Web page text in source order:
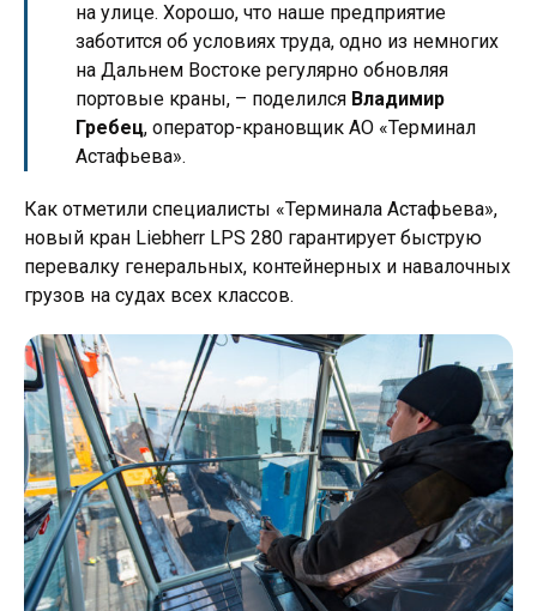
на улице. Хорошо, что наше предприятие
заботится об условиях труда, одно из немногих
на Дальнем Востоке регулярно обновляя
портовые краны, – поделился Владимир
Гребец, оператор-крановщик АО «Терминал
Астафьева».
Как отметили специалисты «Терминала Астафьева»,
новый кран Liebherr LPS 280 гарантирует быструю
перевалку генеральных, контейнерных и навалочных
грузов на судах всех классов.